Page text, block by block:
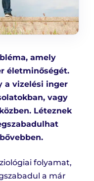
amely
életminőségét.
a vizelési inger
vagy
Léteznek
folyamat,
a már